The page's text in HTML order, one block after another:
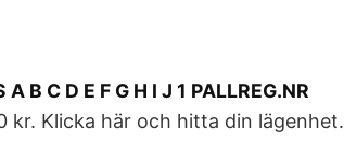
B C D E F G H I J 1 PALLREG.NR
kr. Klicka här och hitta din lägenhet.